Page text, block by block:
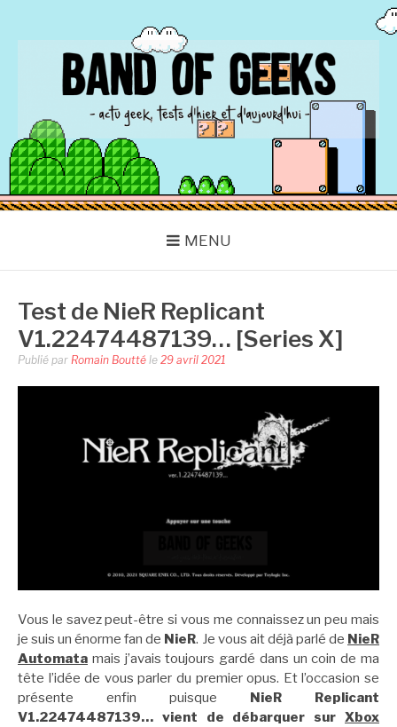
BAND OF GEEKS
Actu Geek d'hier et d'aujourd'hui
MENU
Test de NieR Replicant
V1.22474487139… [Series X]
Publié par Romain Boutté le 29 avril 2021
Vous le savez peut-être si vous me connaissez un peu mais
je suis un énorme fan de NieR. Je vous ait déjà parlé de NieR
Automata mais j’avais toujours gardé dans un coin de ma
tête l’idée de vous parler du premier opus. Et l’occasion se
présente enfin puisque
NieR Replicant
V1.22474487139… vient de débarquer sur Xbox